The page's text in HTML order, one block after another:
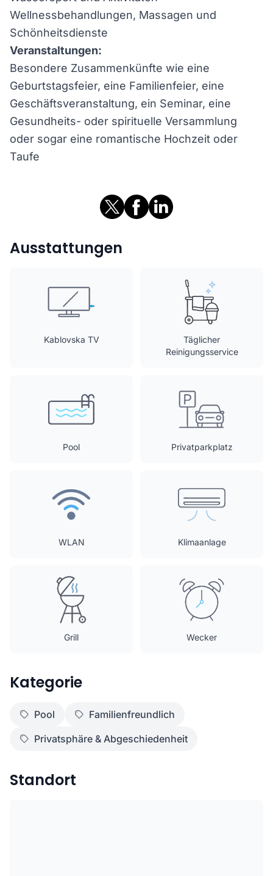
Wellnessbehandlungen, Massagen und
Schönheitsdienste
Veranstaltungen:
Besondere Zusammenkünfte wie eine
Geburtstagsfeier, eine Familienfeier, eine
Geschäftsveranstaltung, ein Seminar, eine
Gesundheits- oder spirituelle Versammlung
oder sogar eine romantische Hochzeit oder
Taufe
Ausstattungen
Kablovska TV
Täglicher
Reinigungsservice
Pool Privatparkplatz
WLAN Klimaanlage
Grill Wecker
Kategorie
Pool
Familienfreundlich
Privatsphäre & Abgeschiedenheit
Standort